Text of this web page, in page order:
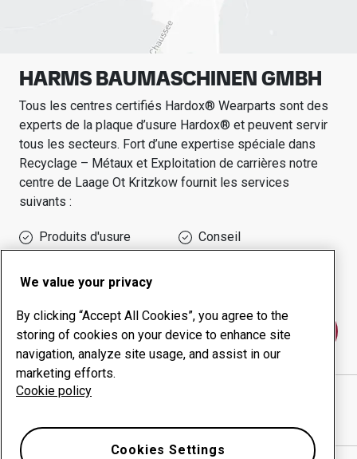
HARMS BAUMASCHINEN GMBH
Tous les centres certifiés Hardox® Wearparts sont des
experts de la plaque d’usure Hardox® et peuvent servir
tous les secteurs. Fort d’une expertise spéciale dans
Recyclage – Métaux et Exploitation de carrières notre
centre de Laage Ot Kritzkow fournit les services
suivants :
Produits d'usure
Conseil
disponibilité
Contactez-nous
HARMS BAUMASCHINEN GMBH
We value your privacy
By clicking “Accept All Cookies”, you agree to the
storing of cookies on your device to enhance site
navigation, analyze site usage, and assist in our
marketing efforts.
Cookie policy
Cookies Settings